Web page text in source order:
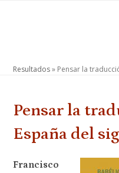
Resultados» Pensar la
Pensar la
España del
Francisco